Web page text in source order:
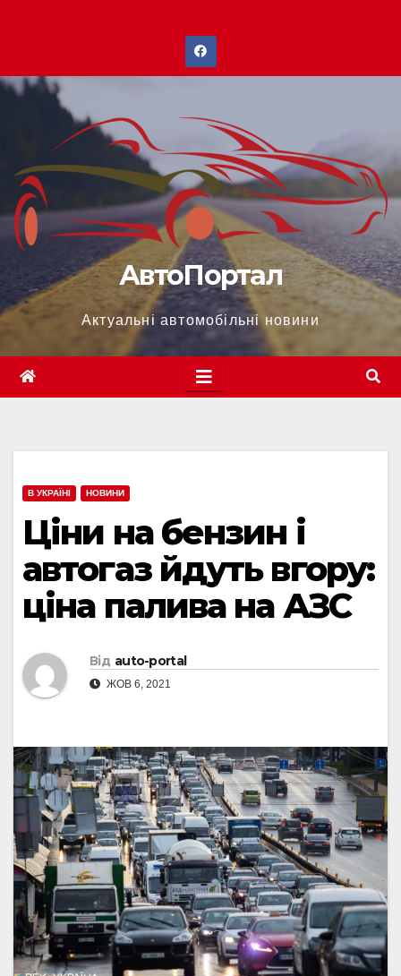
АвтоПортал
Актуальні автомобільні новини
В УКРАЇНІ НОВИНИ
Ціни на бензин і
автогаз йдуть вгору:
ціна палива на АЗС
Від auto-portal
ЖОВ 6, 2021